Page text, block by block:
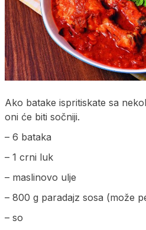
Ako batake ispritiskate sa
oni će biti sočniji.
– 6 bataka
– 1 crni luk
– maslinovo ulje
– 800 g paradajz sosa (može
– so